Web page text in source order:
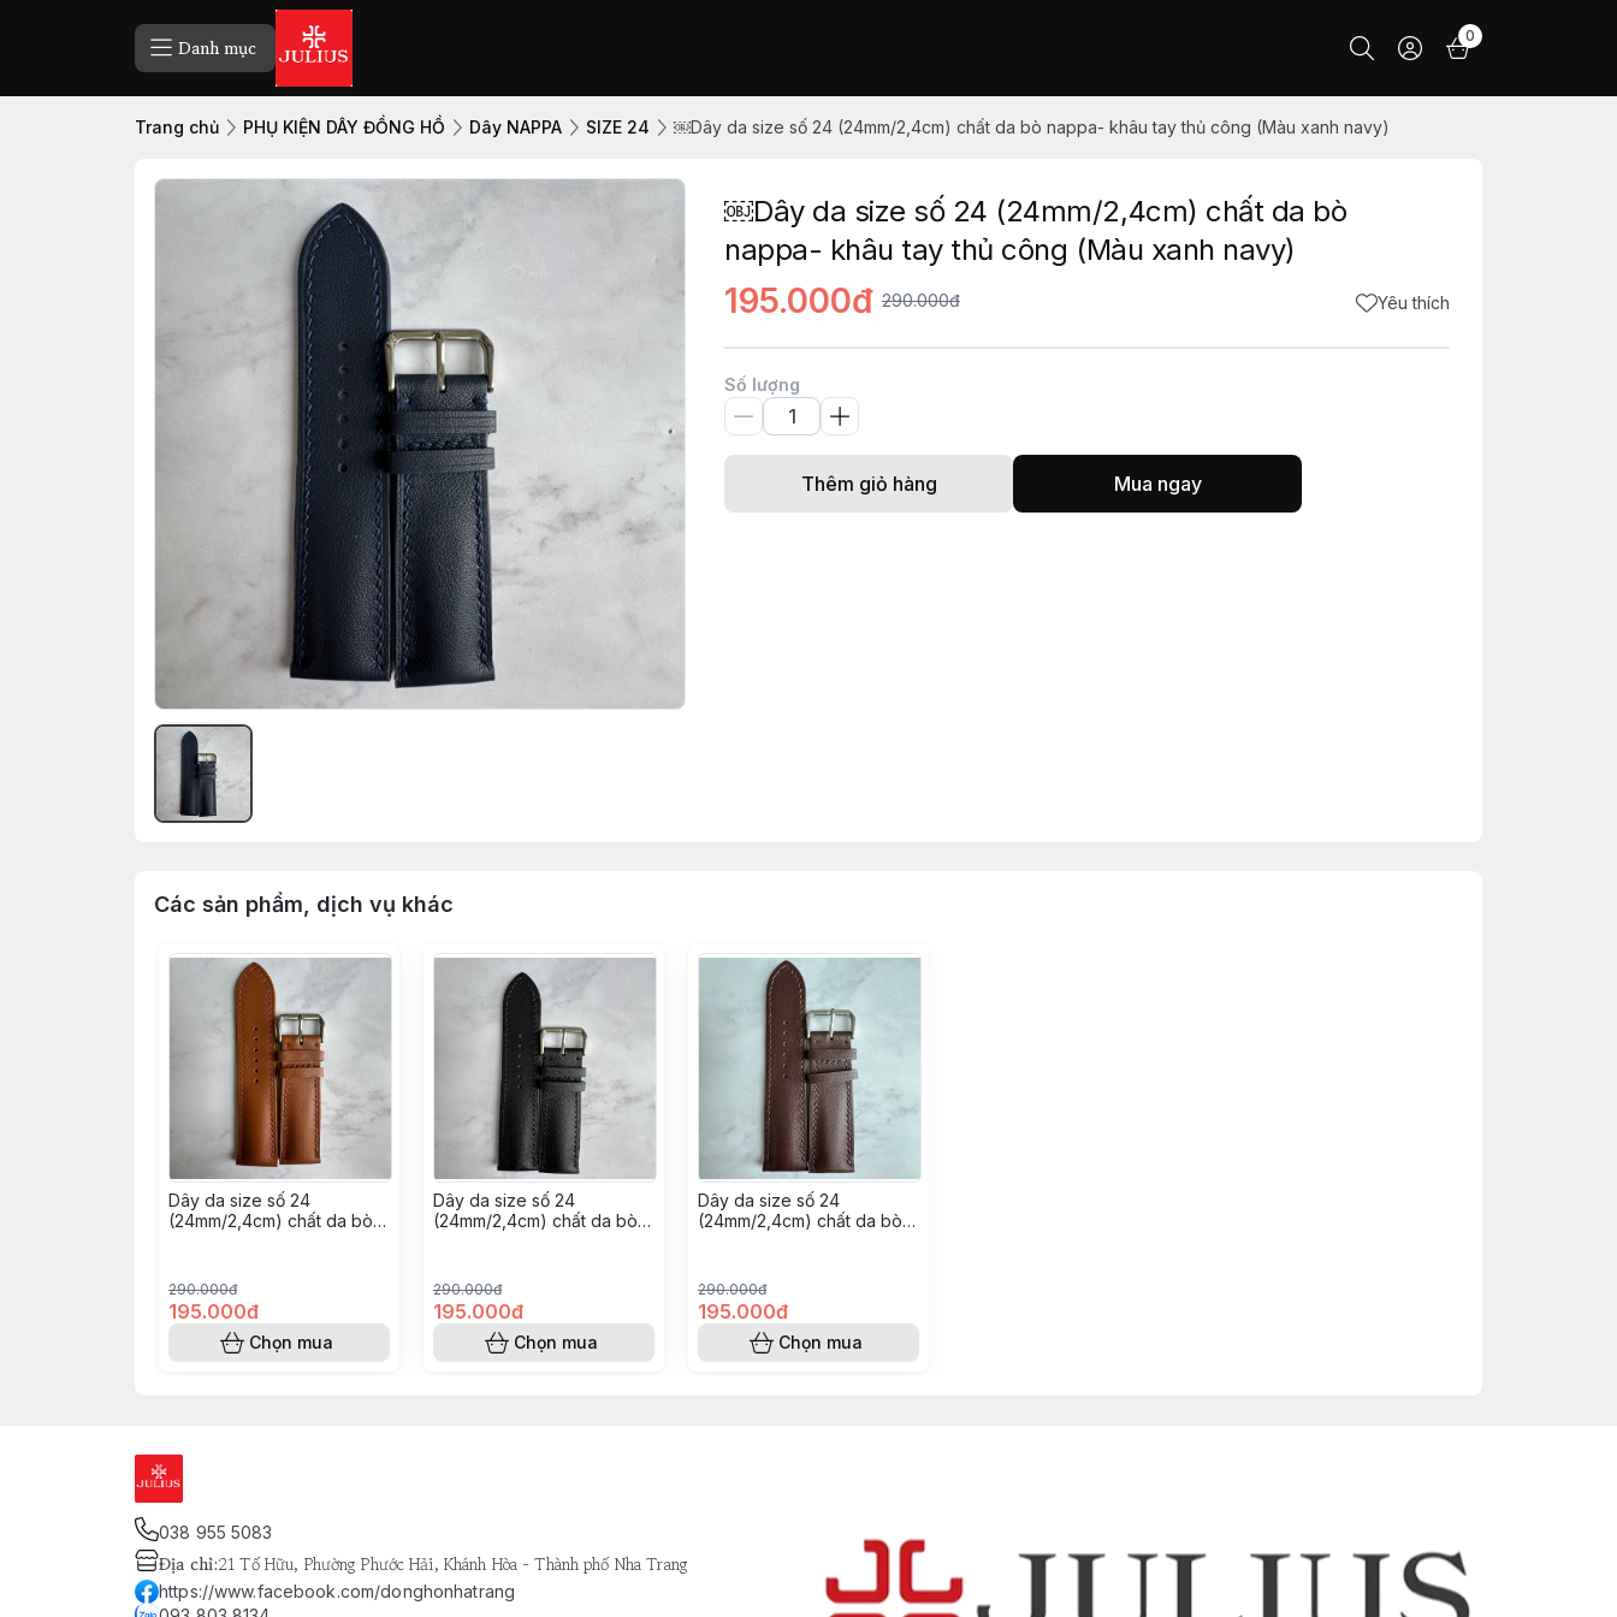
Danh mục
0
Trang chủ PHỤ KIỆN DÂY ĐỒNG HỒ Dây NAPPA SIZE 24 ￼Dây da size số 24 (24mm/2,4cm) chất da bò nappa- khâu tay thủ công (Màu xanh navy)
￼Dây da size số 24 (24mm/2,4cm) chất da bò
nappa- khâu tay thủ công (Màu xanh navy)
195.000đ 290.000đ Yêu thích
Số lượng
Thêm giỏ hàng Mua ngay
Các sản phẩm, dịch vụ khác
￼Dây da size số 24
(24mm/2,4cm) chất da bò
290.000đ
195.000đ
Chọn mua
￼Dây da size số 24
(24mm/2,4cm) chất da bò
290.000đ
195.000đ
Chọn mua
￼Dây da size số 24
(24mm/2,4cm) chất da bò
290.000đ
195.000đ
Chọn mua
038 955 5083
Địa chỉ:21 Tố Hữu, Phường Phước Hải, Khánh Hòa - Thành phố Nha Trang
https://www.facebook.com/donghonhatrang